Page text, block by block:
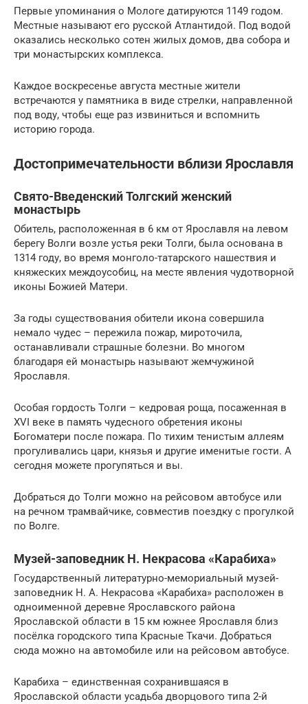
Первые упоминания о Мологе датируются 1149 годом.
Местные называют его русской Атлантидой. Под водой
оказались несколько сотен жилых домов, два собора и
три монастырских комплекса.
Каждое воскресенье августа местные жители
встречаются у памятника в виде стрелки, направленной
под воду, чтобы еще раз извиниться и вспомнить
историю города.
Достопримечательности вблизи Ярославля
Свято-Введенский Толгский женский
монастырь
Обитель, расположенная в 6 км от Ярославля на левом
берегу Волги возле устья реки Толги, была основана в
1314 году, во время монголо-татарского нашествия и
княжеских междоусобиц, на месте явления чудотворной
иконы Божией Матери.
За годы существования обители икона совершила
немало чудес – пережила пожар, мироточила,
останавливали страшные болезни. Во многом
благодаря ей монастырь называют жемчужиной
Ярославля.
Особая гордость Толги – кедровая роща, посаженная в
XVI веке в память чудесного обретения иконы
Богоматери после пожара. По тихим тенистым аллеям
прогуливались цари, князья и другие именитые гости. А
сегодня можете прогупяться и вы.
Добраться до Толги можно на рейсовом автобусе или
на речном трамвайчике, совместив поездку с прогулкой
по Волге.
Музей-заповедник Н. Некрасова «Карабиха»
Государственный литературно-мемориальный музей-
заповедник Н. А. Некрасова «Карабиха» расположен в
одноименной деревне Ярославского района
Ярославской области в 15 км южнее Ярославля близ
посёлка городского типа Красные Ткачи. Добраться
сюда можно на автомобиле или на рейсовом автобусе.
Карабиха – единственная сохранившаяся в
Ярославской области усадьба дворцового типа 2-й